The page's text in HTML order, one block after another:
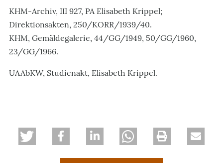
KHM-Archiv, III 927, PA Elisabeth Krippel;
Direktionsakten, 250/KORR/1939/40.
KHM, Gemäldegalerie, 44/GG/1949, 50/GG/1960,
23/GG/1966.
UAAbKW, Studienakt, Elisabeth Krippel.